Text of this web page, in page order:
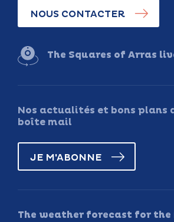
NOUS CONTACTER
The Squares of Arras
Nos actualités et bons plans
boîte mail
JE M'ABONNE
The weather forecast for